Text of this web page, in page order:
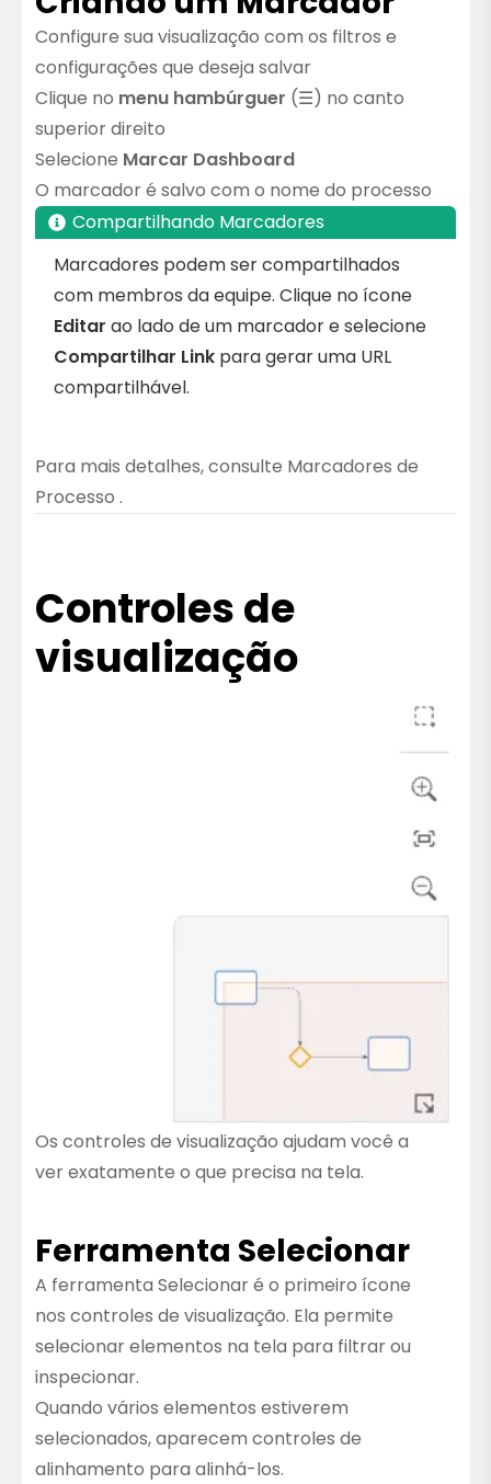
Configure sua visualização com os filtros e
configurações que deseja salvar
Clique no menu hambúrguer (☰) no canto
superior direito
Selecione Marcar Dashboard
O marcador é salvo com o nome do processo
Compartilhando Marcadores
Marcadores podem ser compartilhados
com membros da equipe. Clique no ícone
Editar ao lado de um marcador e selecione
Compartilhar Link para gerar uma URL
compartilhável.
Para mais detalhes, consulte Marcadores de
Processo .
Os controles de visualização ajudam você a
ver exatamente o que precisa na tela.
Ferramenta Selecionar
A ferramenta Selecionar é o primeiro ícone
nos controles de visualização. Ela permite
selecionar elementos na tela para filtrar ou
inspecionar.
Quando vários elementos estiverem
selecionados, aparecem controles de
alinhamento para alinhá-los.
Controles de
visualização